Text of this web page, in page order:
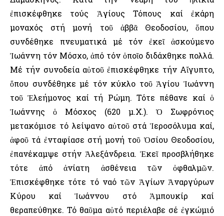
ἐπισκέφθηκε τούς Ἁγίους Τόπους καί ἐκάρη
μοναχός στή μονή τοῦ ἀββᾶ Θεοδοσίου, ὅπου
συνδέθηκε πνευματικά μέ τόν ἐκεῖ ἀσκούμενο
Ἰωάννη τόν Μόσχο, ἀπό τόν ὁποῖο διδάχθηκε πολλά.
Μέ τήν συνοδεία αὐτοῦ ἐπισκέφθηκε τήν Αἴγυπτο,
ὅπου συνδέθηκε μέ τόν κύκλο τοῦ Ἁγίου Ἰωάννη
τοῦ Ἐλεήμονος καί τή Ρώμη. Τότε πέθανε καί ὁ
Ἰωάννης ὁ Μόσχος (620 μ.Χ.). Ὁ Σωφρόνιος
μετακόμισε τό λείψανο αὐτοῦ στά Ἱεροσόλυμα καί,
ἀφοῦ τά ἐνταφίασε στή μονή τοῦ Ὁσίου Θεοδοσίου,
ἐπανέκαμψε στήν Ἀλεξάνδρεια. Ἐκεῖ προσβλήθηκε
τότε ἀπό ἀνίατη ἀσθένεια τῶν ὀφθαλμῶν.
Ἐπισκέφθηκε τότε τό ναό τῶν Ἁγίων Ἀναργύρων
Κύρου καί Ἰωάννου στό Ἀμπουκίρ καί
θεραπεύθηκε. Τό θαῦμα αὐτό περιέλαβε σέ ἐγκώμιό